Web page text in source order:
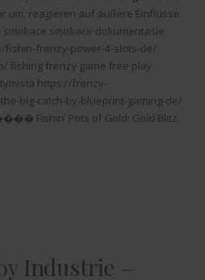
um, reagieren auf äußere Einflüsse.
smokace dokumentasie
frenzy-power-4-slots-de/
fishing frenzy game free play
https://frenzy-
big-catch-by-blueprint-gaming-de/
Fishin’ Pots of Gold: Gold Blitz
Industrie –